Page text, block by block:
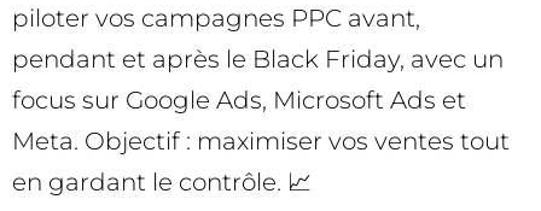
piloter vos campagnes PPC avant,
pendant et après le Black Friday, avec un
focus sur Google Ads, Microsoft Ads et
Meta. Objectif : maximiser vos ventes tout
en gardant le contrôle. 📈